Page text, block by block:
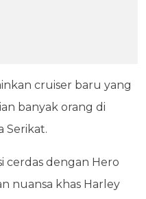
cruiser baru yang
banyak orang di
Serikat.
cerdas dengan Hero
nuansa khas Harley